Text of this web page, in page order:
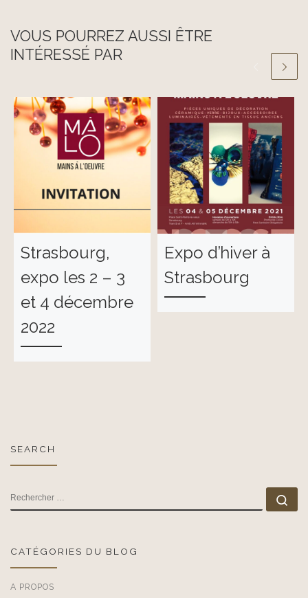
VOUS POURREZ AUSSI ÊTRE
INTÉRESSÉ PAR
Strasbourg,
expo les 2 – 3
et 4 décembre
2022
Expo d’hiver à
Strasbourg
SEARCH
RECHERCHER
CATÉGORIES DU BLOG
A PROPOS